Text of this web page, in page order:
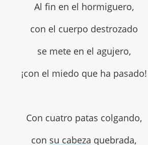
Al fin en el hormiguero,
con el cuerpo destrozado
se mete en el agujero,
¡con el miedo que ha pasado!
Con cuatro patas colgando,
con su cabeza quebrada,